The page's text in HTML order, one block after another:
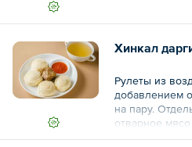
Общий вес –
Хинкал
Рулеты из
добавлением
на пару.
отварное